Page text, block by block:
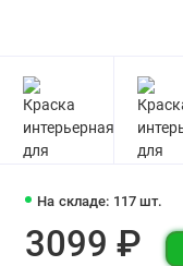
На складе: 117 шт.
3099 ₽